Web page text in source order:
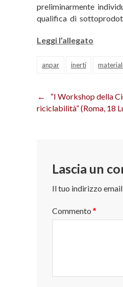
preliminarmente
qualifica di
Leggi l’allegato
anpar inerti
Navigazione
“I Workshop della
riciclabilità” (Roma, 18
Lascia un
Il tuo indirizzo
Commento *